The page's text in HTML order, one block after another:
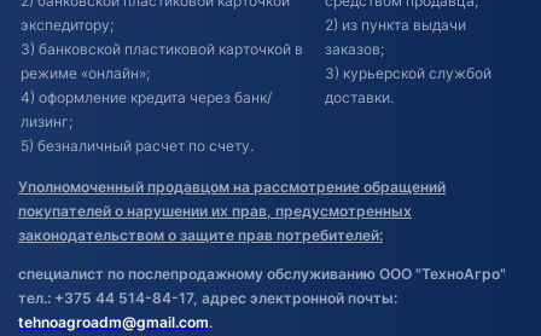
экспедитору;
3) банковской пластиковой карточкой в
режиме «онлайн»;
4) оформление кредита через банк/
лизинг;
5) безналичный расчет по счету.
2) из пункта выдачи
заказов;
3) курьерской службой
доставки.
Уполномоченный продавцом на рассмотрение обращений
покупателей о нарушении их прав, предусмотренных
законодательством о защите прав потребителей:
специалист по послепродажному обслуживанию ООО "ТехноАгро"
тел.: +375 44 514-84-17, адрес электронной почты:
tehnoagroadm@gmail.com.